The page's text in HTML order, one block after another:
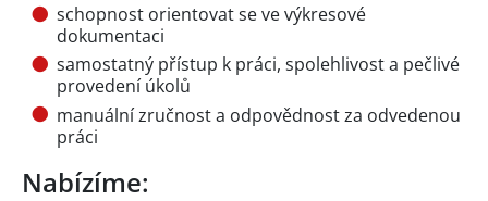
schopnost orientovat se ve výkresové
dokumentaci
samostatný přístup k práci, spolehlivost a pečlivé
provedení úkolů
manuální zručnost a odpovědnost za odvedenou
práci
Nabízíme: